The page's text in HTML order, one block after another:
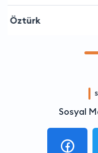
Onur Düzgün
Sosyal